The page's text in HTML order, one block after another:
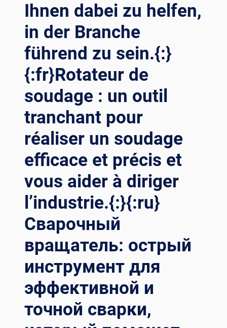
COMPLÈTEMENT
LA
QUALITÉ
ET
L’EFFICACITÉ
PROCESSUS
SOUDAGE !
LES
ÉQUIPEMENTS
DE
SOUDAGE
SONT
À
POINTE
L’INNOVATION
L’INDUSTRIE{:}
КОМПЛЕКСНОЕ
УЛУЧШЕНИЕ
КАЧЕСТВА
И
ЭФФЕКТИВНОСТИ
Ihnen dabei zu helfen,
in der Branche
führend zu sein.{:}
{:fr}Rotateur de
soudage : un outil
tranchant pour
réaliser un soudage
efficace et précis et
vous aider à diriger
l’industrie.{:}{:ru}
Сварочный
вращатель: острый
инструмент для
эффективной и
точной сварки,